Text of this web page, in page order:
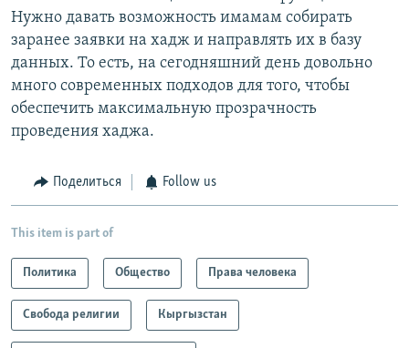
Нужно давать возможность имамам собирать
заранее заявки на хадж и направлять их в базу
данных. То есть, на сегодняшний день довольно
много современных подходов для того, чтобы
обеспечить максимальную прозрачность
проведения хаджа.
Поделиться Follow us
This item is part of
Политика Общество Права человека
Свобода религии Кыргызстан